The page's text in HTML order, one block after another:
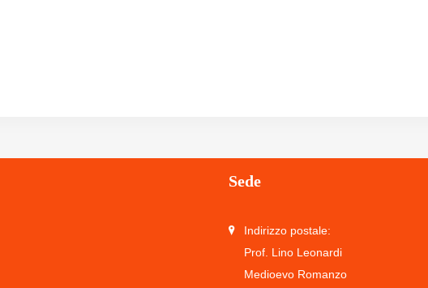
Sede
Indirizzo postale:
Prof. Lino Leonardi
Medioevo Romanzo